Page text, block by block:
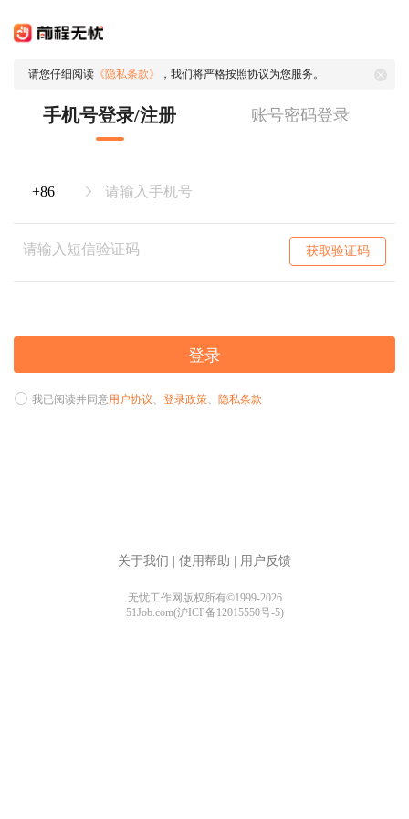
请您仔细阅读 《隐私条款》 ，我们将严格按照协议为您服务。
手机号登录/注册 账号密码登录
获取验证码
登录
我已阅读并同意用户协议、 登录政策、 隐私条款
关于我们 使用帮助 用户反馈
无忧工作网版权所有©1999-2026
51Job.com(沪ICP备12015550号-5)